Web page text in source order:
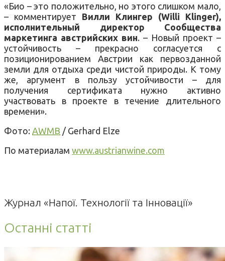
«Био – это положительно, но этого слишком мало,
– комментирует Вилли Клингер (Willi Klinger),
исполнительный директор Сообщества
маркетинга австрийских вин. – Новый проект –
устойчивость – прекрасно согласуется с
позиционированием Австрии как первозданной
земли для отдыха среди чистой природы. К тому
же, аргумент в пользу устойчивости – для
получения сертификата нужно активно
участвовать в проекте в течение длительного
времени».
Фото: AWMB / Gerhard Elze
По материалам www.austrianwine.com
Журнал «Напої. Технології та Інновації»
Останні статті